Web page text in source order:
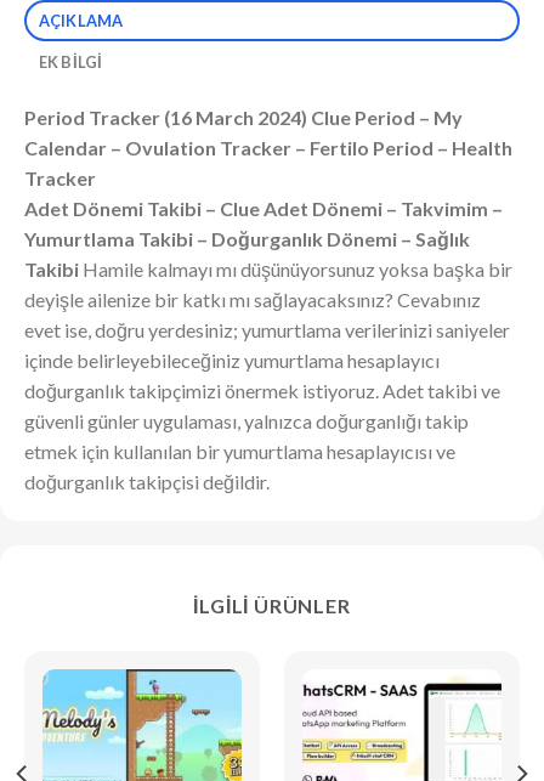
AÇIKLAMA
EK BILGI
Period Tracker (16 March 2024) Clue Period – My
Calendar – Ovulation Tracker – Fertilo Period – Health
Tracker
Adet Dönemi Takibi – Clue Adet Dönemi – Takvimim –
Yumurtlama Takibi – Doğurganlık Dönemi – Sağlık
Takibi Hamile kalmayı mı düşünüyorsunuz yoksa başka bir
deyişle ailenize bir katkı mı sağlayacaksınız? Cevabınız
evet ise, doğru yerdesiniz; yumurtlama verilerinizi saniyeler
içinde belirleyebileceğiniz yumurtlama hesaplayıcı
doğurganlık takipçimizi önermek istiyoruz. Adet takibi ve
güvenli günler uygulaması, yalnızca doğurganlığı takip
etmek için kullanılan bir yumurtlama hesaplayıcısı ve
doğurganlık takipçisi değildir.
İLGILI ÜRÜNLER